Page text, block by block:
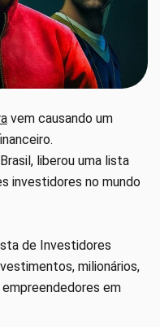
vem causando um
liberou uma lista
investidores no mundo
de Investidores
milionários,
em